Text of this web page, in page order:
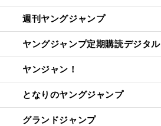
週刊ヤングジャンプ
ヤングジャンプ定期購読デジタル
ヤンジャン！
となりのヤングジャンプ
グランドジャンプ